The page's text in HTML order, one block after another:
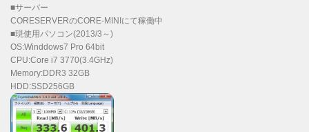
■サーバー
CORESERVERのCORE-MINIにて稼働中
■現使用パソコン(2013/3～)
OS:Winddows7 Pro 64bit
CPU:Core i7 3770(3.4GHz)
Memory:DDR3 32GB
HDD:SSD256GB